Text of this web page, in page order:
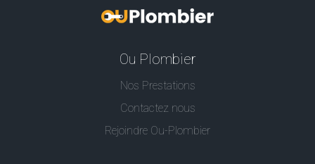
Ou Plombier
Nos Prestations
Contactez nous
Rejoindre Ou-Plombier